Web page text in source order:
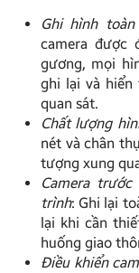
Ghi hình
camera được
gương, mọi
ghi lại và hiển
quan sát.
Chất lượng
nét và chân
tượng xung
Camera
trình: Ghi lại
lại khi cần
huống giao
Điều khiển